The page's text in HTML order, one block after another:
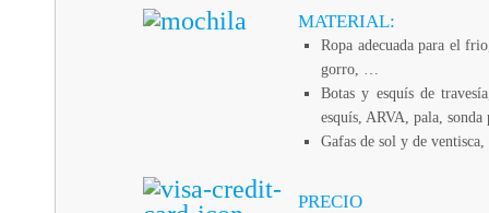
MATERIAL:
Ropa adecuada para el
gorro, …
Botas y esquís de
esquís, ARVA, pala,
Gafas de sol y de
PRECIO